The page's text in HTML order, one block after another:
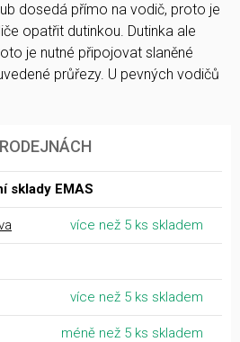
dosedá přímo na vodič, proto je
opatřit dutinkou. Dutinka ale
je nutné připojovat slaněné
průřezy. U pevných vodičů
sklady EMAS
více než 5 ks skladem
více než 5 ks skladem
méně než 5 ks skladem